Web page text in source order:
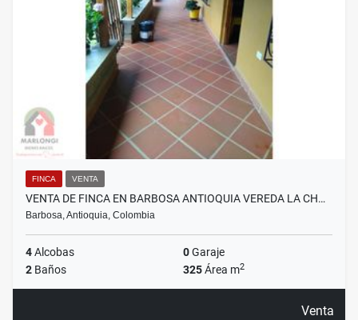
FINCA VENTA
VENTA DE FINCA EN BARBOSA ANTIOQUIA VEREDA LA CH…
Barbosa, Antioquia, Colombia
4Alcobas 0Garaje
2 Baños 325Área m2
Venta